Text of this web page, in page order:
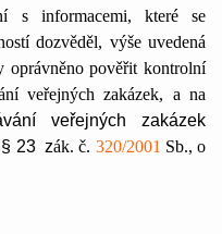
s informacemi, které se
dozvěděl, výše uvedená
oprávněno pověřit kontrolní
veřejných zakázek, a na
veřejných zakázek
23 zák. č. 320/2001 Sb., o